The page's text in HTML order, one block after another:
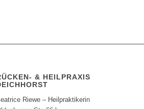
& HEILPRAXIS
Riewe – Heilpraktikerin